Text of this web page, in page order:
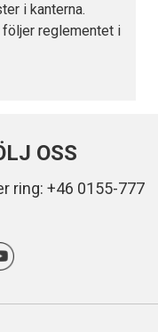
i kanterna.
följer reglementet i
OSS
ring: +46 0155-777